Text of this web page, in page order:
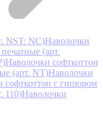
NST: NC)Наволочки
(арт.
Наволочки софткоттон
(арт. NT)Наволочки
софткоттон с гипюром
110)Наволочки